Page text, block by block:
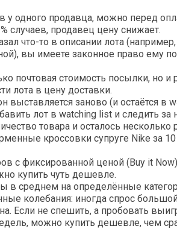
у одного продавца, можно перед
случаев, продавец цену снижает.
что-то в описании лота
вы имеете законное право ему
почтовая стоимость посылки, но
лота в цену доставки.
выставляется заново (и остаётся
лот в watching list и следить за
товара и осталось
кроссовки супруге Nike за
с фиксированной ценой (Buy it
купить чуть дешевле.
в среднем на определённые
колебания: иногда спрос
Если не спешить, а пробовать
можно купить дешевле, чем